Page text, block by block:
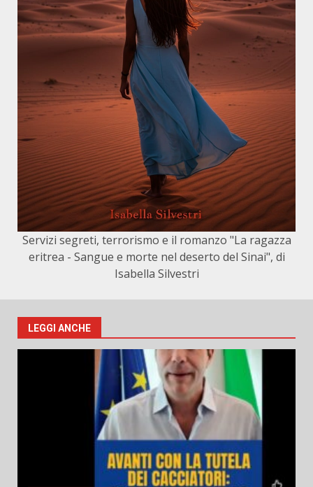
Servizi segreti, terrorismo e il romanzo "La ragazza
eritrea - Sangue e morte nel deserto del Sinai", di
Isabella Silvestri
LEGGI ANCHE